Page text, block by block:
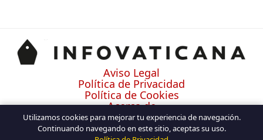
Aviso Legal
Política de Privacidad
Política de Cookies
Acerca de
Contacto
Utilizamos cookies para mejorar tu experiencia de navegación.
Continuando navegando en este sitio, aceptas su uso.